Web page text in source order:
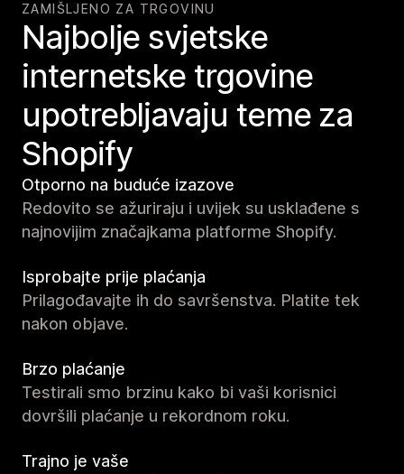
ZAMIŠLJENO ZA TRGOVINU
Najbolje svjetske
internetske trgovine
upotrebljavaju teme za
Shopify
Otporno na buduće izazove
Redovito se ažuriraju i uvijek su usklađene s
najnovijim značajkama platforme Shopify.
Isprobajte prije plaćanja
Prilagođavajte ih do savršenstva. Platite tek
nakon objave.
Brzo plaćanje
Testirali smo brzinu kako bi vaši korisnici
dovršili plaćanje u rekordnom roku.
Trajno je vaše